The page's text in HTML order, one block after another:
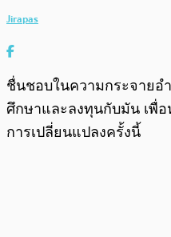
Jirapas
ชื่นชอบในความกระจายอ
ศึกษาและลงทุนกับมัน เพื่อ
การเปลี่ยนแปลงครั้งนี้